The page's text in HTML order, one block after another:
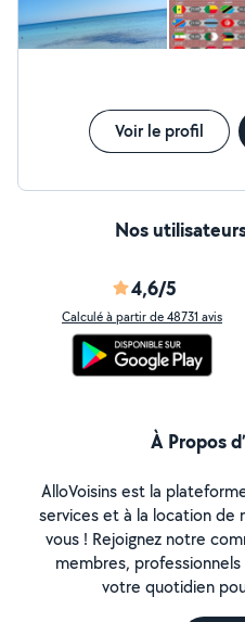
Voir le profil
Nos
4,6/5
Calculé à partir de 48731 avis
À Propos
AlloVoisins est la
services et à la location de
vous ! Rejoignez notre
membres,
votre quotidien